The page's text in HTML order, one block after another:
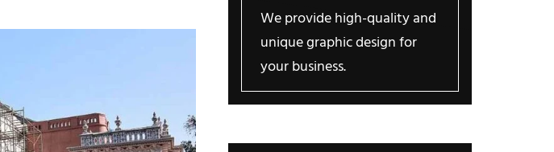
We provide high-quality and
unique graphic design for
your business.